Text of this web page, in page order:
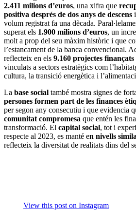
2.411 milions d’euros, una xifra que
positiva després de dos anys de descens
volum registrat fa una dècada.
superat els 1.900 milions d’euros, un
molt a prop del seu màxim històric i que
l’estancament de la banca convencional.
reflecteix en els 9.160 projectes finançats
vinculats a sectors estratègics com
cultura, la transició energètica i
La base social també mostra signes de
persones formen part de les finances
per segon any consecutiu i que evidencia
comunitat compromesa que entén les
transformació. El capital social, tot i
respecte al 2023, es manté en nivells
reflecteix la diversitat de realitats dins del
View this post on Instagram